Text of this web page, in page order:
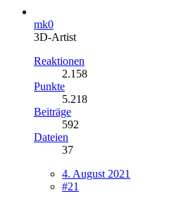
mk0
3D-Artist
Reaktionen
2.158
Punkte
5.218
Beiträge
592
Dateien
37
4. August 2021
#21